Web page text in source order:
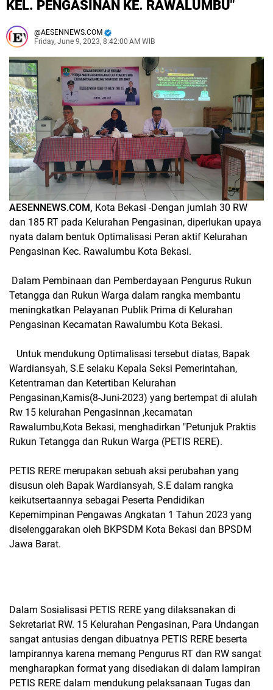
KEL. PENGASINAN KE. RAWALUMBU"
AESENNEWS.COM
Friday, June 9, 2023, 8:42:00 AM WIB
AESENNEWS.COM, Kota Bekasi -Dengan jumlah 30 RW
dan 185 RT pada Kelurahan Pengasinan, diperlukan upaya
nyata dalam bentuk Optimalisasi Peran aktif Kelurahan
Pengasinan Kec. Rawalumbu Kota Bekasi.
Dalam Pembinaan dan Pemberdayaan Pengurus Rukun
Tetangga dan Rukun Warga dalam rangka membantu
meningkatkan Pelayanan Publik Prima di Kelurahan
Pengasinan Kecamatan Rawalumbu Kota Bekasi.
Untuk mendukung Optimalisasi tersebut diatas, Bapak
Wardiansyah, S.E selaku Kepala Seksi Pemerintahan,
Ketentraman dan Ketertiban Kelurahan
Pengasinan,Kamis(8-Juni-2023) yang bertempat di alulah
Rw 15 kelurahan Pengasinnan ,kecamatan
Rawalumbu,Kota Bekasi, menghadirkan "Petunjuk Praktis
Rukun Tetangga dan Rukun Warga (PETIS RERE).
PETIS RERE merupakan sebuah aksi perubahan yang
disusun oleh Bapak Wardiansyah, S.E dalam rangka
keikutsertaannya sebagai Peserta Pendidikan
Kepemimpinan Pengawas Angkatan 1 Tahun 2023 yang
diselenggarakan oleh BKPSDM Kota Bekasi dan BPSDM
Jawa Barat.
Dalam Sosialisasi PETIS RERE yang dilaksanakan di
Sekretariat RW. 15 Kelurahan Pengasinan, Para Undangan
sangat antusias dengan dibuatnya PETIS RERE beserta
lampirannya karena memang Pengurus RT dan RW sangat
mengharapkan format yang disediakan di dalam lampiran
PETIS RERE dalam mendukung pelaksanaan Tugas dan